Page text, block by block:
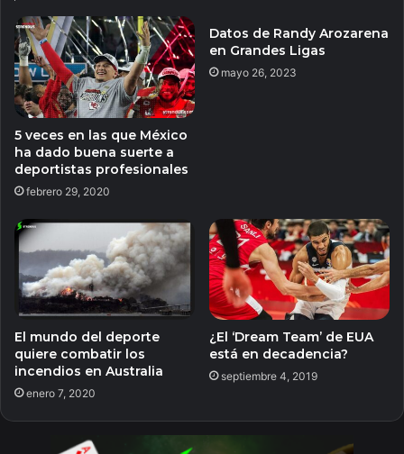
5 veces en las que México
ha dado buena suerte a
deportistas profesionales
febrero 29, 2020
Datos de Randy Arozarena
en Grandes Ligas
mayo 26, 2023
El mundo del deporte
quiere combatir los
incendios en Australia
enero 7, 2020
¿El ‘Dream Team’ de EUA
está en decadencia?
septiembre 4, 2019